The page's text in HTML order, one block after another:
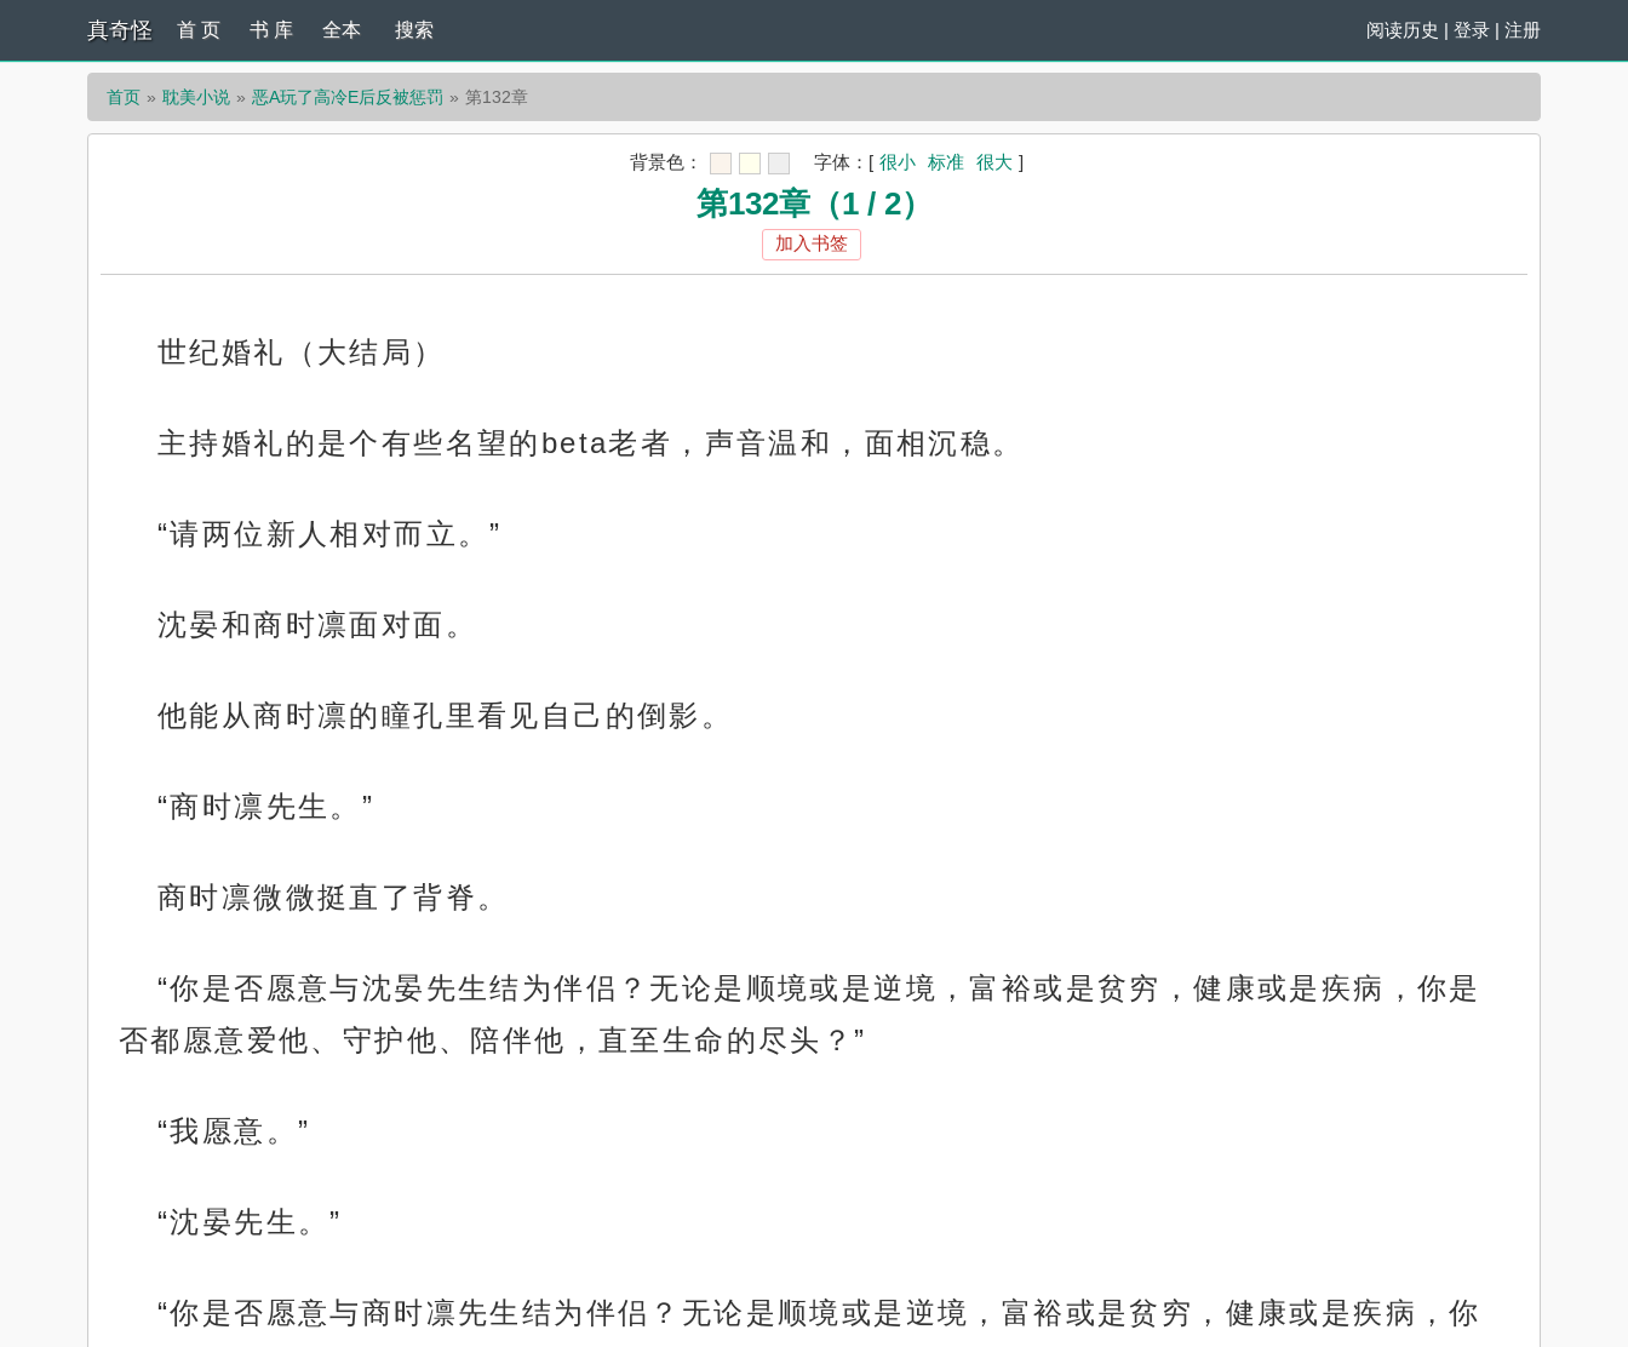
真奇怪 阅读历史 | 登录 | 注册
首 页 书 库 全本 搜索
首页 耽美小说 恶A玩了高冷E后反被惩罚 第132章
背景色： 字体： [ 很小 标准 很大 ]
第132章（1 / 2）
加入书签
世纪婚礼（大结局）
主持婚礼的是个有些名望的beta老者，声音温和，面相沉稳。
“请两位新人相对而立。”
沈晏和商时凛面对面。
他能从商时凛的瞳孔里看见自己的倒影。
“商时凛先生。”
商时凛微微挺直了背脊。
“你是否愿意与沈晏先生结为伴侣？无论是顺境或是逆境，富裕或是贫穷，健康或是疾病，你是
否都愿意爱他、守护他、陪伴他，直至生命的尽头？”
“我愿意。”
“沈晏先生。”
“你是否愿意与商时凛先生结为伴侣？无论是顺境或是逆境，富裕或是贫穷，健康或是疾病，你